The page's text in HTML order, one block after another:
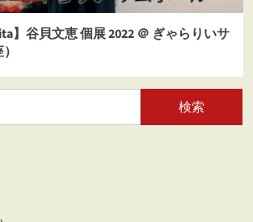
】谷貝文恵 個展 2022 ＠ ぎゃらりいサ